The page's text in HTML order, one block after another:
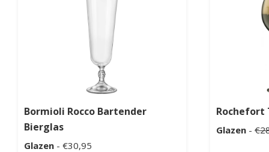
Bormioli Rocco Bartender
Bierglas
Glazen - €30,95
Rochefort
Glazen -